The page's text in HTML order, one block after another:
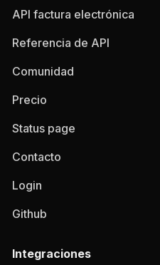
API factura electrónica
Referencia de API
Comunidad
Precio
Status page
Contacto
Login
Github
Integraciones